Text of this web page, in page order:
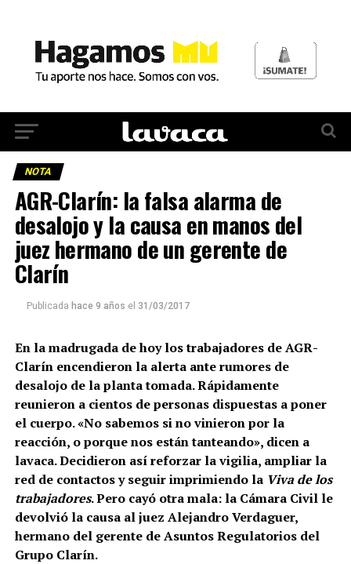
NOTA
AGR-Clarín: la falsa alarma de
desalojo y la causa en manos del
juez hermano de un gerente de
Clarín
Publicada hace 9 años el 31/03/2017
En la madrugada de hoy los trabajadores de AGR-
Clarín encendieron la alerta ante rumores de
desalojo de la planta tomada. Rápidamente
reunieron a cientos de personas dispuestas a poner
el cuerpo. «No sabemos si no vinieron por la
reacción, o porque nos están tanteando», dicen a
lavaca. Decidieron así reforzar la vigilia, ampliar la
red de contactos y seguir imprimiendo la Viva de los
trabajadores. Pero cayó otra mala: la Cámara Civil le
devolvió la causa al juez Alejandro Verdaguer,
hermano del gerente de Asuntos Regulatorios del
Grupo Clarín.